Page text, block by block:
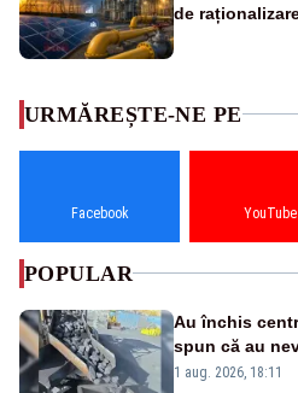
de
URMĂREȘTE-NE PE
Facebook YouTube
POPULAR
Au închis
spun că au
pasează vina
1 aug. 2026, 18:11